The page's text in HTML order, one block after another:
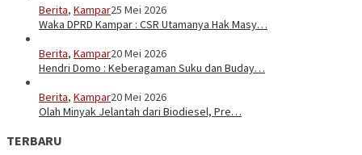
Berita, Kampar25 Mei 2026
Waka DPRD Kampar : CSR Utamanya Hak Masy…
Berita, Kampar20 Mei 2026
Hendri Domo : Keberagaman Suku dan Buday…
Berita, Kampar20 Mei 2026
Olah Minyak Jelantah dari Biodiesel, Pre…
TERBARU